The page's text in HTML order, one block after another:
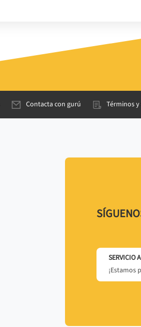
Contacta con gurú Términos
SERVICIO
¡Estamos